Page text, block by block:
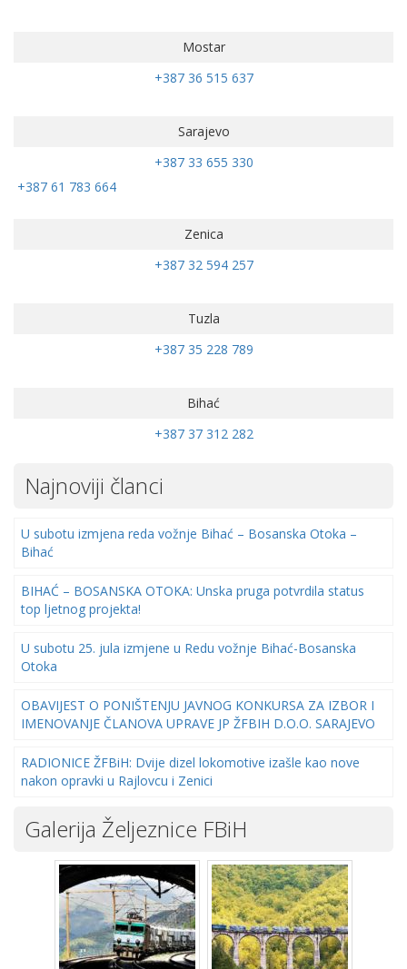
Mostar
+387 36 515 637
Sarajevo
+387 33 655 330
+387 61 783 664
Zenica
+387 32 594 257
Tuzla
+387 35 228 789
Bihać
+387 37 312 282
Najnoviji članci
U subotu izmjena reda vožnje Bihać – Bosanska Otoka –
Bihać
BIHAĆ – BOSANSKA OTOKA: Unska pruga potvrdila status
top ljetnog projekta!
U subotu 25. jula izmjene u Redu vožnje Bihać-Bosanska
Otoka
OBAVIJEST O PONIŠTENJU JAVNOG KONKURSA ZA IZBOR I
IMENOVANJE ČLANOVA UPRAVE JP ŽFBIH D.O.O. SARAJEVO
RADIONICE ŽFBiH: Dvije dizel lokomotive izašle kao nove
nakon opravki u Rajlovcu i Zenici
Galerija Željeznice FBiH